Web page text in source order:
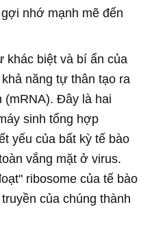
nhớ mạnh mẽ đến
khác biệt và bí ẩn của
năng tự thân tạo ra
(mRNA). Đây là hai
sinh tổng hợp
yếu của bất kỳ tế bào
vắng mặt ở virus.
ribosome của tế bào
của chúng thành